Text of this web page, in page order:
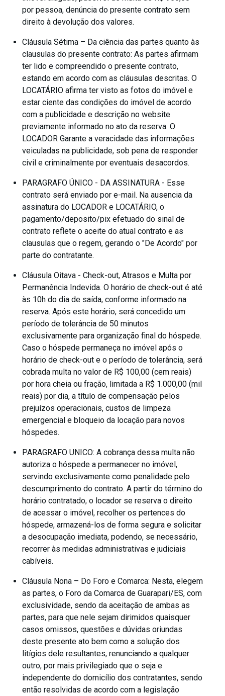
por pessoa, denúncia do presente contrato sem
direito à devolução dos valores.
Cláusula Sétima – Da ciência das partes quanto às
clausulas do presente contrato: As partes afirmam
ter lido e compreendido o presente contrato,
estando em acordo com as cláusulas descritas. O
LOCATÁRIO afirma ter visto as fotos do imóvel e
estar ciente das condições do imóvel de acordo
com a publicidade e descrição no website
previamente informado no ato da reserva. O
LOCADOR Garante a veracidade das informações
veiculadas na publicidade, sob pena de responder
civil e criminalmente por eventuais desacordos.
PARAGRAFO ÚNICO - DA ASSINATURA - Esse
contrato será enviado por e-mail. Na ausencia da
assinatura do LOCADOR e LOCATÁRIO, o
pagamento/deposito/pix efetuado do sinal de
contrato reflete o aceite do atual contrato e as
clausulas que o regem, gerando o "De Acordo" por
parte do contratante.
Cláusula Oitava - Check-out, Atrasos e Multa por
Permanência Indevida. O horário de check-out é até
às 10h do dia de saída, conforme informado na
reserva. Após este horário, será concedido um
período de tolerância de 50 minutos
exclusivamente para organização final do hóspede.
Caso o hóspede permaneça no imóvel após o
horário de check-out e o período de tolerância, será
cobrada multa no valor de R$ 100,00 (cem reais)
por hora cheia ou fração, limitada a R$ 1.000,00 (mil
reais) por dia, a título de compensação pelos
prejuízos operacionais, custos de limpeza
emergencial e bloqueio da locação para novos
hóspedes.
PARAGRAFO UNICO: A cobrança dessa multa não
autoriza o hóspede a permanecer no imóvel,
servindo exclusivamente como penalidade pelo
descumprimento do contrato. A partir do término do
horário contratado, o locador se reserva o direito
de acessar o imóvel, recolher os pertences do
hóspede, armazená-los de forma segura e solicitar
a desocupação imediata, podendo, se necessário,
recorrer às medidas administrativas e judiciais
cabíveis.
Cláusula Nona – Do Foro e Comarca: Nesta, elegem
as partes, o Foro da Comarca de Guarapari/ES, com
exclusividade, sendo da aceitação de ambas as
partes, para que nele sejam dirimidos quaisquer
casos omissos, questões e dúvidas oriundas
deste presente ato bem como a solução dos
litígios dele resultantes, renunciando a qualquer
outro, por mais privilegiado que o seja e
independente do domicílio dos contratantes, sendo
então resolvidas de acordo com a legislação